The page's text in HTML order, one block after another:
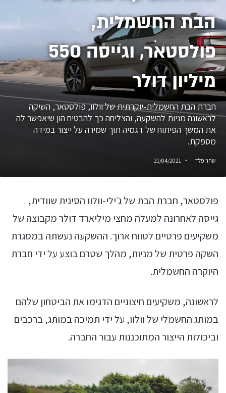
הבת החשמלית,
פולסטאר, וגייסה 550
מיליון דולר
חברת הבת החשמלית-יוקרתית של וולוו, פולסטאר, השיקה
לראשונה מניות להשקעה, והצליחה כך להבטיח הון שיאפשר לה
את המשך הפיתוח של דגמיה תוך שמירה על ייצור במידה
מספקת.
שחר פלד 21/04/2021
פולסטאר, חברת הבת של ג׳ילי-וולוו הסינית שוודית,
גייסה לאחרונה למעלה מחצי מיליארד דולר מקבוצה של
משקיעים פרטיים לטווח ארוך. ההשקעה נעשתה במסגרת
השקה פרטית של מניות, מהלך שטרם בוצע על ידי חברת
היוקרה החשמלית.
לראשונה, משקיעים חיצוניים הדגימו את הביטחון שלהם
במותג החשמלי של וולוו, על ידי תמיכה במותג, ברכבים
וביכולות הייצור המתוכננות עבור החברה.